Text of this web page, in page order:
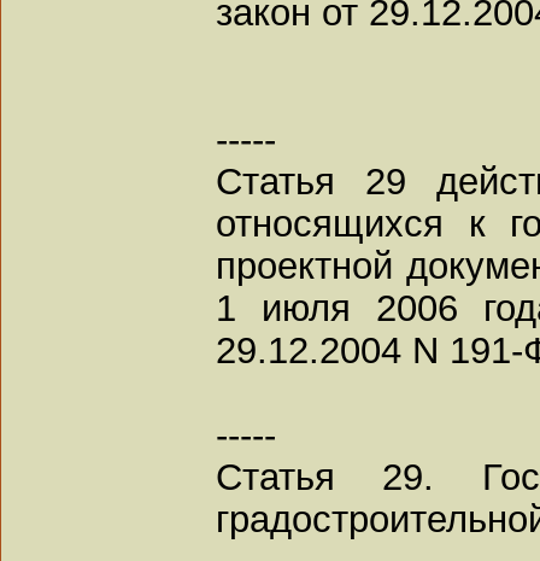
закон от
-----
Статья 29
относящихся к
проектной
1 июля 2006
29.12.2004 N
-----
Статья 29.